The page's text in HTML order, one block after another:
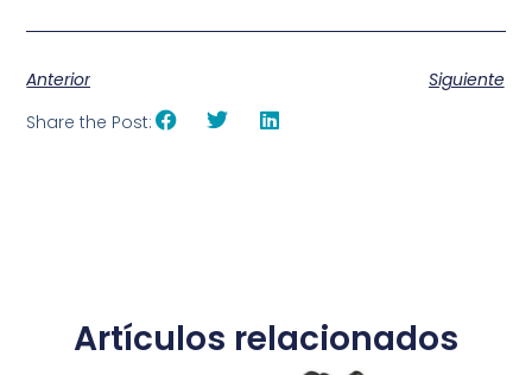
Anterior
Siguiente
Share the Post:
Artículos relacionados